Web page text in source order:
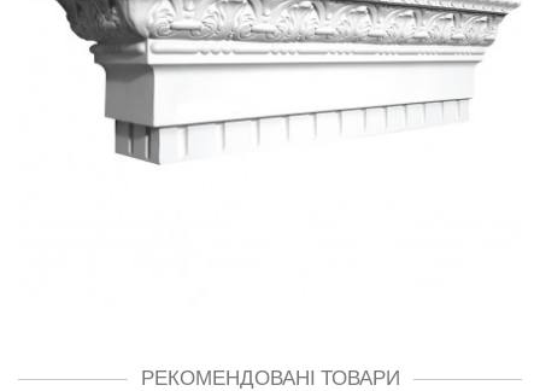
РЕКОМЕНДОВАНІ ТОВАРИ